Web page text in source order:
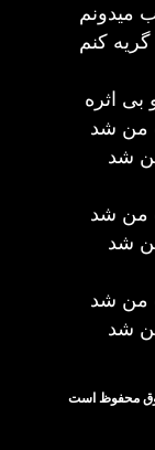
میدونم
کنم
اثره
من شد
شد
من شد
شد
من شد
شد